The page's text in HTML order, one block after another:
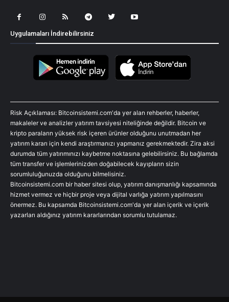
Uygulamaları İndirebilirsiniz
Risk Açıklaması: Bitcoinsistemi.com'da yer alan rehberler, haberler,
makaleler ve analizler yatırım tavsiyesi niteliğinde değildir. Bitcoin ve
kripto paraların yüksek risk içeren ürünler olduğunu unutmadan her
yatırım kararı için kendi araştırmanızı yapmanız gerekmektedir. Zira aksi
durumda tüm yatırımınızı kaybetme noktasına gelebilirsiniz. Bu bağlamda
tüm transfer ve işlemlerinizden doğabilecek kayıpların sizin
sorumluluğunuzda olduğunu bilmelisiniz.
Bitcoinsistemi.com bir haber sitesi olup, yatırım danışmanlığı kapsamında
hizmet vermez ve hiçbir proje veya dijital varlığa yatırım yapılmasını
önermez. Bu kapsamda Bitcoinsistemi.com'da yer alan içerik ve içerik
yazarları aldığınız yatırım kararlarından sorumlu tutulamaz.